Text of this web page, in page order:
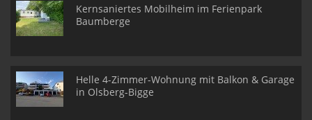
Kernsaniertes Mobilheim im Ferienpark
Baumberge
Helle 4-Zimmer-Wohnung mit Balkon & Garage
in Olsberg-Bigge